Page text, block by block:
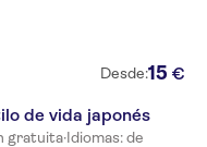
Desde:15 €
de vida japonés
gratuita·Idiomas: de